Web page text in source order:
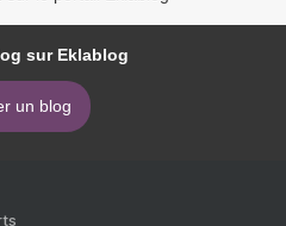
sur Eklablog
un blog